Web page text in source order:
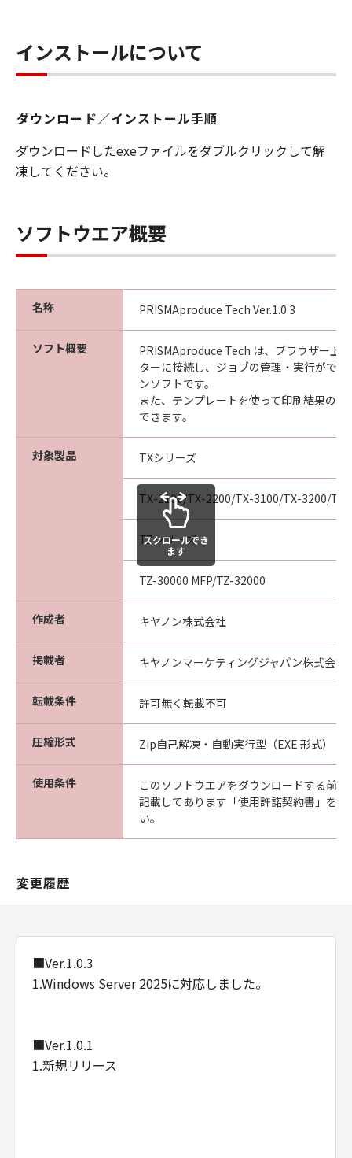
ん。
(4) 本契約に明示的に定める場合を除き、
的財産権のいかなる権利もお客様に付与す
るものではありません。
所有権
ンまたはキヤノンのライセンサーに帰属し
ます。
「許諾ソフトウエア」が、CD-ROM等の記
キヤノンは、お客様が「許諾ソフトウエ
ア」を購入した日から90日の間、「許諾ソ
フトウエア」が格納されている記憶媒体
（以下「メディア」と言います）に物理的
な欠陥がないことを保証します。当該保証
期間中に「メディア」に物理的な欠陥が発
見された場合には、キヤノンは、「メディ
ア」を交換いたします。
(1) 「本ソフトウエア」は、『現状のまま』の
状態で使用許諾されます。キヤノン、キヤノン
の関連会社、それらの販売代理店及び販売店
は、「本ソフトウエア」に関して、商品性及び
特定の目的への適合性の保証を含め、いかなる
保証も、明示たると黙示たるとを問わず一切し
ないものとします。
(2) キヤノン、キヤノンの関連会社、それらの販
の使用または使用不能から生ずるいかなる損害
（逸失利益及びその他の派生的または付随的な
損害を含むがこれらに限定されない）につい
て、一切の責任を負わないものとします。例
え、キヤノン、キヤノンの関連会社、それらの
販売代理店及び販売店がかかる損害の可能性に
ついて知らされていた場合でも同様です。
(3) キヤノン、キヤノンの関連会社、それらの販
間に生じたいかなる紛争についても、一切責任
ン、キヤノンの関連会社、それらの販売代理店
及び販売店のすべての責任であり、お客様の唯
一の救済です。
より必要な認可等を得ることなしに「本ソフト
ウエア」の全部または一部を、直接または間接
に輸出してはなりません。
インストールについて
ダウンロード／インストール手順
ダウンロードしたexeファイルをダブルクリックして解
凍してください。
ソフトウエア概要
名称 PRISMAproduce Tech Ver.1.0.3
ソフト概要
PRISMAproduce Tech は、ブラウザー上
ターに接続し、ジョブの管理・実行がで
ンソフトです。
また、テンプレートを使って印刷結果の
できます。
対象製品 TXシリーズ
TX-2100/TX-2200/TX-3100/TX-3200/
TZシリーズ
TZ-30000 MFP/TZ-32000
作成者 キヤノン株式会社
掲載者 キヤノンマーケティングジャパン株式会社
転載条件 許可無く転載不可
圧縮形式 Zip自己解凍・自動実行型（EXE 形式）
使用条件
このソフトウエアをダウンロードする前
記載してあります「使用許諾契約書」を
い。
スクロールでき
ます
変更履歴
■Ver.1.0.3
1.Windows Server 2025に対応しました。
■Ver.1.0.1
1.新規リリース